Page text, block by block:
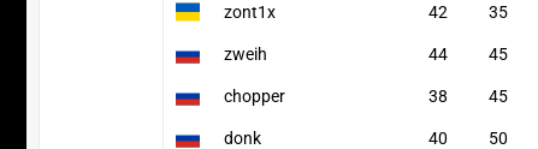
zont1x 42 35
zweih 44 45
chopper 38 45
donk 40 50